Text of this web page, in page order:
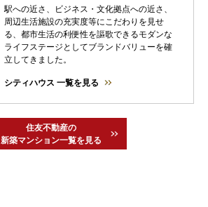
駅への近さ、ビジネス・文化拠点への近さ、
周辺生活施設の充実度等にこだわりを見せ
る、都市生活の利便性を謳歌できるモダンな
ライフステージとしてブランドバリューを確
立してきました。
シティハウス 一覧を見る
住友不動産の
新築マンション一覧を見る